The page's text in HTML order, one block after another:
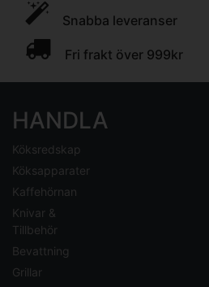
Snabba leveranser
Fri frakt över 999kr
HANDLA
Köksredskap
Köksapparater
Kaffehörnan
Knivar &
Tillbehör
Bevattning
Grillar